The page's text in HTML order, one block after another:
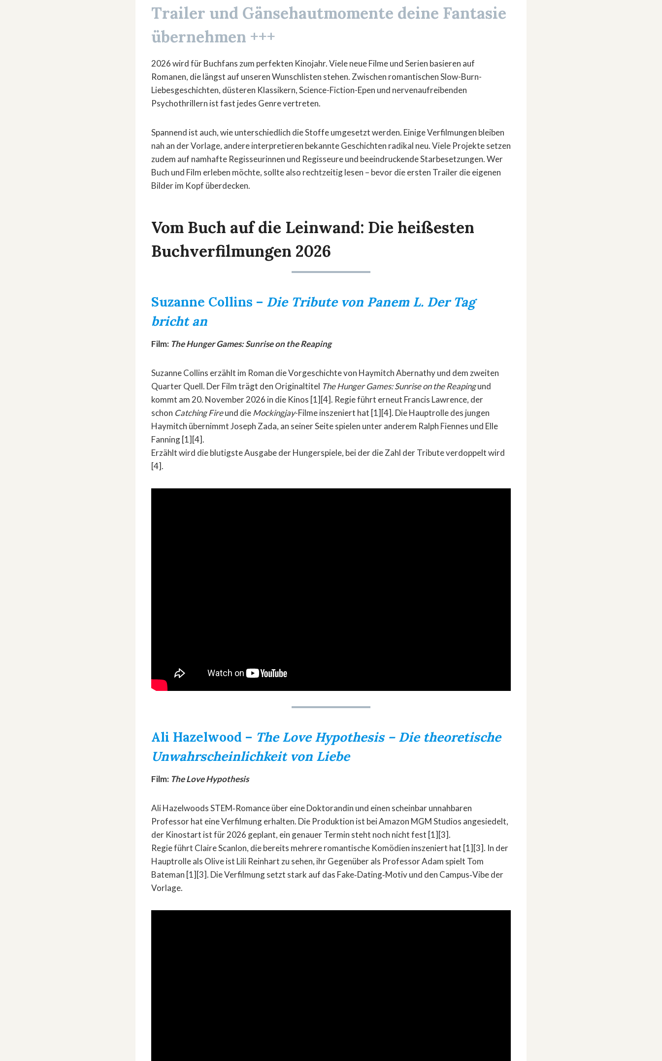
Trailer und Gänsehautmomente deine Fantasie
übernehmen +++
2026 wird für Buchfans zum perfekten Kinojahr. Viele neue Filme und Serien basieren auf
Romanen, die längst auf unseren Wunschlisten stehen. Zwischen romantischen Slow-Burn-
Liebesgeschichten, düsteren Klassikern, Science-Fiction-Epen und nervenaufreibenden
Psychothrillern ist fast jedes Genre vertreten.
Spannend ist auch, wie unterschiedlich die Stoffe umgesetzt werden. Einige Verfilmungen bleiben
nah an der Vorlage, andere interpretieren bekannte Geschichten radikal neu. Viele Projekte setzen
zudem auf namhafte Regisseurinnen und Regisseure und beeindruckende Starbesetzungen. Wer
Buch und Film erleben möchte, sollte also rechtzeitig lesen – bevor die ersten Trailer die eigenen
Bilder im Kopf überdecken.
Vom Buch auf die Leinwand: Die heißesten
Buchverfilmungen 2026
Suzanne Collins – Die Tribute von Panem L. Der Tag
bricht an
Film: The Hunger Games: Sunrise on the Reaping
Suzanne Collins erzählt im Roman die Vorgeschichte von Haymitch Abernathy und dem zweiten
Quarter Quell. Der Film trägt den Originaltitel The Hunger Games: Sunrise on the Reapingund
kommt am 20. November 2026 in die Kinos [1][4]. Regie führt erneut Francis Lawrence, der
schon Catching Fireund dieMockingjay-Filme inszeniert hat [1][4]. Die Hauptrolle des jungen
Haymitch übernimmt Joseph Zada, an seiner Seite spielen unter anderem Ralph Fiennes und Elle
Fanning [1][4].
Erzählt wird die blutigste Ausgabe der Hungerspiele, bei der die Zahl der Tribute verdoppelt wird
[4].
Ali Hazelwood – The Love Hypothesis – Die theoretische
Unwahrscheinlichkeit von Liebe
Film: The Love Hypothesis
Ali Hazelwoods STEM‑Romance über eine Doktorandin und einen scheinbar unnahbaren
Professor hat eine Verfilmung erhalten. Die Produktion ist bei Amazon MGM Studios angesiedelt,
der Kinostart ist für 2026 geplant, ein genauer Termin steht noch nicht fest [1][3].
Regie führt Claire Scanlon, die bereits mehrere romantische Komödien inszeniert hat [1][3]. In der
Hauptrolle als Olive ist Lili Reinhart zu sehen, ihr Gegenüber als Professor Adam spielt Tom
Bateman [1][3]. Die Verfilmung setzt stark auf das Fake‑Dating‑Motiv und den Campus‑Vibe der
Vorlage.